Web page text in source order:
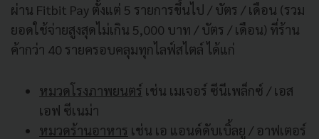
ผ่าน Fitbit Pay ตั้งแต่ 5 รายการขึ้นไป / บัตร / เดือน (รวม
ยอดใช้จ่ายสูงสุดไม่เกิน 5,000 บาท / บัตร / เดือน) ที่ร้าน
ค้ากว่า 40 รายครอบคลุมทุกไลฟ์สไตล์ ได้แก่
หมวดโรงภาพยนตร์ เช่น เมเจอร์ ซีนีเพล็กซ์ / เอส
เอฟ ซีเนม่า
หมวดร้านอาหาร เช่น เอ แอนด์ดับเบิ้ลยู / อาฟเตอร์